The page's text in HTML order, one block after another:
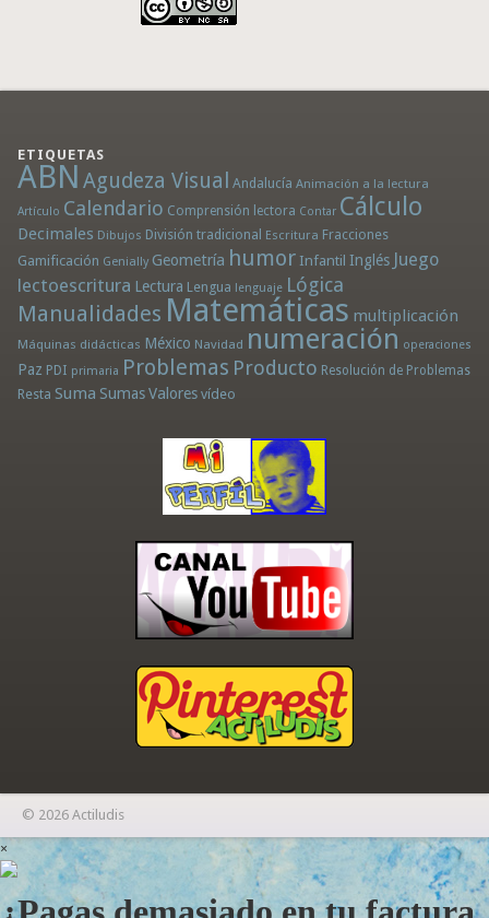
ETIQUETAS
ABN Agudeza Visual Andalucía Animación a la lectura
Artículo Calendario Comprensión lectora Contar Cálculo
Decimales Dibujos División tradicional Escritura Fracciones
Gamificación Genially Geometría humor Infantil Inglés Juego
lectoescritura Lectura Lengua lenguaje Lógica
Manualidades Matemáticas multiplicación
Máquinas didácticas México Navidad numeración operaciones
Paz PDI primaria Problemas Producto Resolución de Problemas
Resta Suma Sumas Valores vídeo
© 2026 Actiludis
×